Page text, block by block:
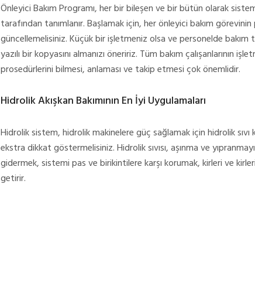
Önleyici Bakım Programı, her bir bileşen ve bir bütün olarak
tarafından tanımlanır. Başlamak için, her önleyici bakım
güncellemelisiniz. Küçük bir işletmeniz olsa ve personelde bakım
yazılı bir kopyasını almanızı öneririz. Tüm bakım çalışanlarının
prosedürlerini bilmesi, anlaması ve takip etmesi çok önemlidir.
Hidrolik Akışkan Bakımının En İyi Uygulamaları
Hidrolik sistem, hidrolik makinelere güç sağlamak için hidrolik sıvı
ekstra dikkat göstermelisiniz. Hidrolik sıvısı, aşınma ve
gidermek, sistemi pas ve birikintilere karşı korumak, kirleri ve
getirir.